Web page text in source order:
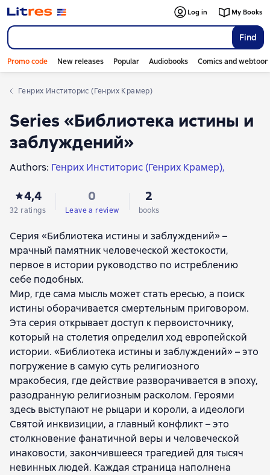
Find
Log in My Books
Promo code New releases Popular Audiobooks Comics and
Генрих Инститорис (Генрих Крамер)
Series «Библиотека истины и
заблуждений»
Authors: Генрих Инститорис (Генрих Крамер)
4,4
32 ratings
0
Leave a review
2
books
Серия «Библиотека истины и заблуждений» –
мрачный памятник человеческой жестокости,
первое в истории руководство по истреблению
себе подобных.
Мир, где сама мысль может стать ересью, а поиск
истины оборачивается смертельным приговором.
Эта серия открывает доступ к первоисточнику,
который на столетия определил ход европейской
истории. «Библиотека истины и заблуждений» – это
погружение в самую суть религиозного
мракобесия, где действие разворачивается в эпоху,
разодранную религиозным расколом. Героями
здесь выступают не рыцари и короли, а идеологи
Святой инквизиции, а главный конфликт – это
столкновение фанатичной веры и человеческой
инаковости, закончившееся трагедией для тысяч
невинных людей. Каждая страница наполнена